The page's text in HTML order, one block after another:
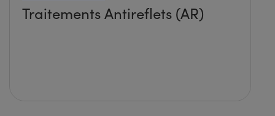
Traitements Antireflets (AR)